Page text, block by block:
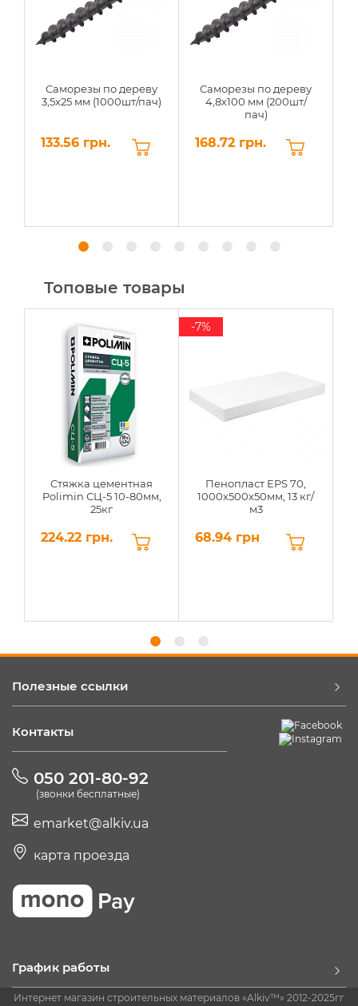
Саморезы по дереву
3,5х25 мм (1000шт/пач)
133.56 грн.
Саморезы по дереву
4,8х100 мм (200шт/
пач)
168.72 грн.
Топовые товары
Стяжка цементная
Polimin СЦ-5 10-80мм,
25кг
224.22 грн.
Пенопласт EPS 70,
1000х500х50мм, 13 кг/
м3
68.94 грн
-7%
Полезные ссылки
Контакты
050 201-80-92
(звонки бесплатные)
emarket@alkiv.ua
карта проезда
График работы
Интернет магазин строительных материалов «Alkiv™» 2012-2025гг